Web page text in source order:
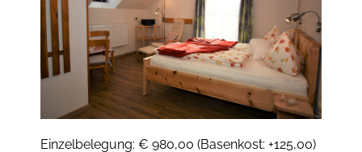
Einzelbelegung: € 980,00 (Basenkost: +125,00)